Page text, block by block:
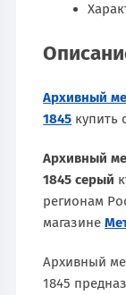
Архивный
1845 купить
Архивный
1845 серый
регионам
магазине
Архивный
1845